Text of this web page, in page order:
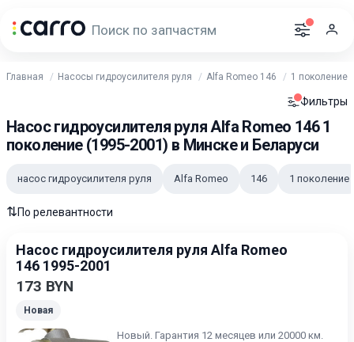
Главная Насосы гидроусилителя руля Alfa Romeo 146 1 поколение
Фильтры
Насос гидроусилителя руля Alfa Romeo 146 1
поколение (1995-2001) в Минске и Беларуси
насос гидроусилителя руля Alfa Romeo 146 1 поколение
⇅По релевантности
Насос гидроусилителя руля Alfa Romeo
146 1995-2001
173 BYN
Новая
Новый. Гарантия 12 месяцев или 20000 км.